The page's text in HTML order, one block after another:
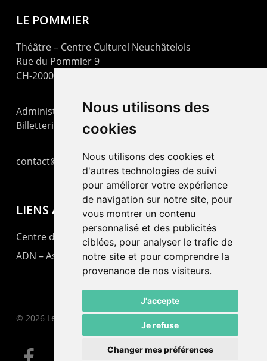
Nous utilisons des
cookies
Nous utilisons des cookies et
d'autres technologies de suivi
pour améliorer votre expérience
de navigation sur notre site, pour
vous montrer un contenu
personnalisé et des publicités
ciblées, pour analyser le trafic de
notre site et pour comprendre la
provenance de nos visiteurs.
J'accepte
Je refuse
Changer mes préférences
LE POMMIER
Théâtre – Centre Culturel Neuchâtelois
Rue du Pommier 9
CH-2000 Neuchâtel
Administration : +41 32 725 03 03
Billetterie : +41 32 725 05 05
contact@lepommier.ch
LIENS AMIS
Centre de culture ABC
ADN – Association Danse Neuchâtel
© 2026 Le Pommier.
facebook email